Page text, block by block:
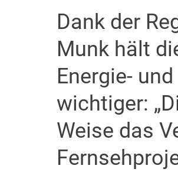
Dank der
Munk hält
Energie-
wichtiger:
Weise das